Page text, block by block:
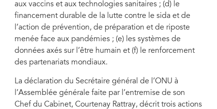
aux vaccins et aux technologies sanitaires ; (d) le
financement durable de la lutte contre le sida et de
l’action de prévention, de préparation et de riposte
menée face aux pandémies ; (e) les systèmes de
données axés sur l’être humain et (f) le renforcement
des partenariats mondiaux.
La déclaration du Secrétaire général de l’ONU à
l’Assemblée générale faite par l’entremise de son
Chef du Cabinet, Courtenay Rattray, décrit trois actions